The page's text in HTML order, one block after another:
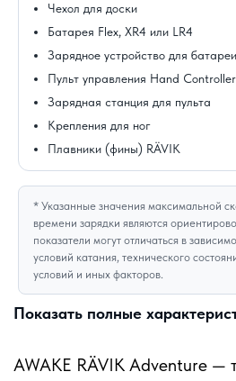
Чехол для доски
Батарея Flex, XR4 или LR4
Зарядное устройство для батареи
Пульт управления Hand
Зарядная станция для пульта
Крепления для ног
Плавники (фины) RÄVIK
* Указанные значения максимальной
времени зарядки являются
показатели могут отличаться в
условий катания, технического
условий и иных факторов.
Показать полные
AWAKE RÄVIK Adventure —